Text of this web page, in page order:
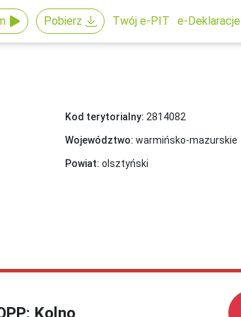
Pobierz Twój e-PIT e-Deklaracje
Kod terytorialny: 2814082
Województwo: warmińsko-mazurskie
Powiat: olsztyński
Kolno